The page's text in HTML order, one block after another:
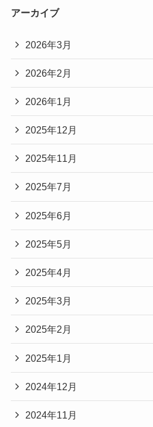
アーカイブ
2026年3月
2026年2月
2026年1月
2025年12月
2025年11月
2025年7月
2025年6月
2025年5月
2025年4月
2025年3月
2025年2月
2025年1月
2024年12月
2024年11月